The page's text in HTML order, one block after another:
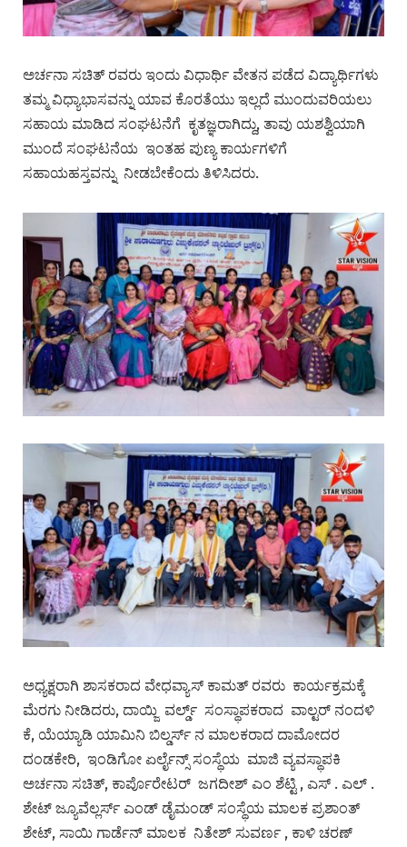
ಅರ್ಚನಾ ಸಚಿತ್ ರವರು ಇಂದು ವಿಧಾರ್ಥಿ ವೇತನ ಪಡೆದ ವಿದ್ಯಾರ್ಥಿಗಳು
ತಮ್ಮ ವಿಧ್ಯಾಭಾಸವನ್ನು ಯಾವ ಕೊರತೆಯು ಇಲ್ಲದೆ ಮುಂದುವರಿಯಲು
ಸಹಾಯ ಮಾಡಿದ ಸಂಘಟನೆಗೆ ಕೃತಜ್ಞರಾಗಿದ್ದು, ತಾವು ಯಶಶ್ವಿಯಾಗಿ
ಮುಂದೆ ಸಂಘಟನೆಯ ಇಂತಹ ಪುಣ್ಯ ಕಾರ್ಯಗಳಿಗೆ
ಸಹಾಯಹಸ್ತವನ್ನು ನೀಡಬೇಕೆಂದು ತಿಳಿಸಿದರು.
ಅಧ್ಯಕ್ಷರಾಗಿ ಶಾಸಕರಾದ ವೇಧವ್ಯಾಸ್ ಕಾಮತ್ ರವರು ಕಾರ್ಯಕ್ರಮಕ್ಕೆ
ಮೆರಗು ನೀಡಿದರು, ದಾಯ್ಜಿ ವರ್ಲ್ಡ್ ಸಂಸ್ಥಾಪಕರಾದ ವಾಲ್ಟರ್ ನಂದಳಿ
ಕೆ, ಯೆಯ್ಯಾಡಿ ಯಾಮಿನಿ ಬಿಲ್ಡರ್ಸ್ ನ ಮಾಲಕರಾದ ದಾಮೋದರ
ದಂಡಕೇರಿ, ಇಂಡಿಗೋ ಏರ್ಲೈನ್ಸ್ ಸಂಸ್ಥೆಯ ಮಾಜಿ ವ್ಯವಸ್ಥಾಪಕಿ
ಅರ್ಚನಾ ಸಚಿತ್, ಕಾರ್ಪೊರೇಟರ್ ಜಗದೀಶ್ ಎಂ ಶೆಟ್ಟಿ , ಎಸ್ . ಎಲ್ .
ಶೇಟ್ ಜ್ಯೂವೆಲ್ಲರ್ಸ್ ಎಂಡ್ ಡೈಮಂಡ್ ಸಂಸ್ಥೆಯ ಮಾಲಕ ಪ್ರಶಾಂತ್
ಶೇಟ್, ಸಾಯಿ ಗಾರ್ಡೆನ್ ಮಾಲಕ ನಿತೇಶ್ ಸುವರ್ಣ , ಕಾಳಿ ಚರಣ್